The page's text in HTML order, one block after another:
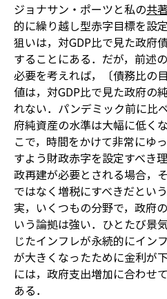
ジョナサン・ポーツと私の共
的に繰り越し型赤字目標を設
狙いは，対GDP比で見た政府
することにある．だが，前述
必要を考えれば，〔債務比の
値は，対GDP比で見た政府の
れない．パンデミック前に比
府純資産の水準は大幅に低く
こで，時間をかけて非常にゆ
すよう財政赤字を設定すべき
政再建が必要とされる場合，
ではなく増税にすべきだとい
実，いくつもの分野で，政府
いう論拠は強い．ひとたび景
じたインフレが永続的にイン
が大きくなったために金利が
には，政府支出増加に合わせ
ある．